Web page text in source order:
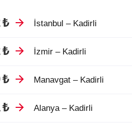
₺ İstanbul – Kadirli
₺ İzmir – Kadirli
₺ Manavgat – Kadirli
₺ Alanya – Kadirli